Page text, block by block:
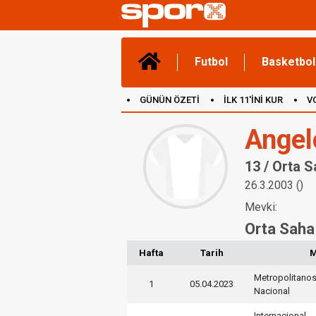
Futbol Basketbol
GÜNÜN ÖZETİ İLK 11'İNİ KUR
13 / Orta
26.3.2003 ()
Mevki:
Orta Saha
Hafta Tarih
1 05.04.2023
Nacional